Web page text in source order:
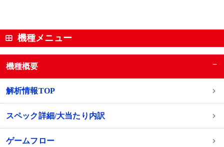
機種メニュー
機種概要 −
解析情報TOP
スペック詳細/大当たり内訳
ゲームフロー